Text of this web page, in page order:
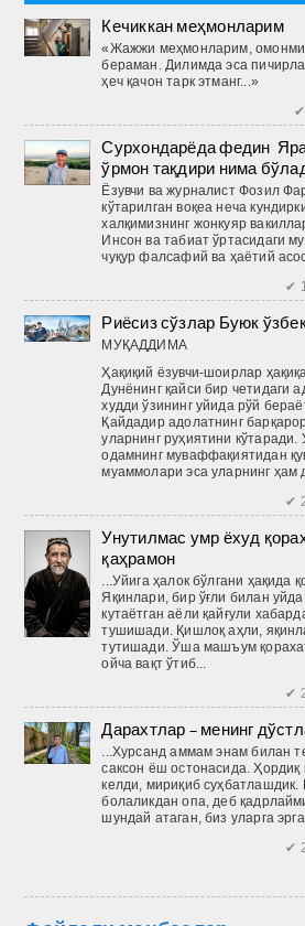
Кечиккан меҳмонларим
«Жажжи меҳмонларим,
бераман. Дилимда эса
ҳеч қачон тарк этманг...»
Сурхондарёда федин
ўрмон тақдири нима
Ёзувчи ва журналист Фозил
кўтарилган воқеа неча
халқимизнинг жонкуяр
Инсон ва табиат ўртасидаги
чуқур фалсафий ва ҳаётий
✔
Риёсиз сўзлар Буюк
МУҚАДДИМА
Ҳақиқий ёзувчи-шоирлар
Дунё­нинг ­қайси бир четидаги
худди ўзининг уйида рўй
Қайдадир адолатнинг
уларнинг руҳиятини
одамнинг муваффақиятидан
муаммолари эса уларнинг ҳам
✔
Унутилмас умр ёхуд
қаҳрамон
...Уйига ҳалок бўлгани ҳақида
Яқинлари, бир ўғли билан
кутаётган аёли қайғули
тушишади. Қишлоқ аҳли,
тутишади. Ўша машъум
ойча вақт ўтиб...
✔
Дарахтлар – менинг
...Хурсанд аммам энам билан
саксон ёш остонасида.
келди, мириқиб
болаликдан опа, деб
шундай атаган, биз уларга
✔